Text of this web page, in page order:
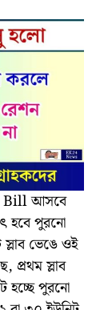
Bill আসবে
হবে পুরনো
ভেঙে ওই
প্রথম স্লাব
হচ্ছে পুরনো